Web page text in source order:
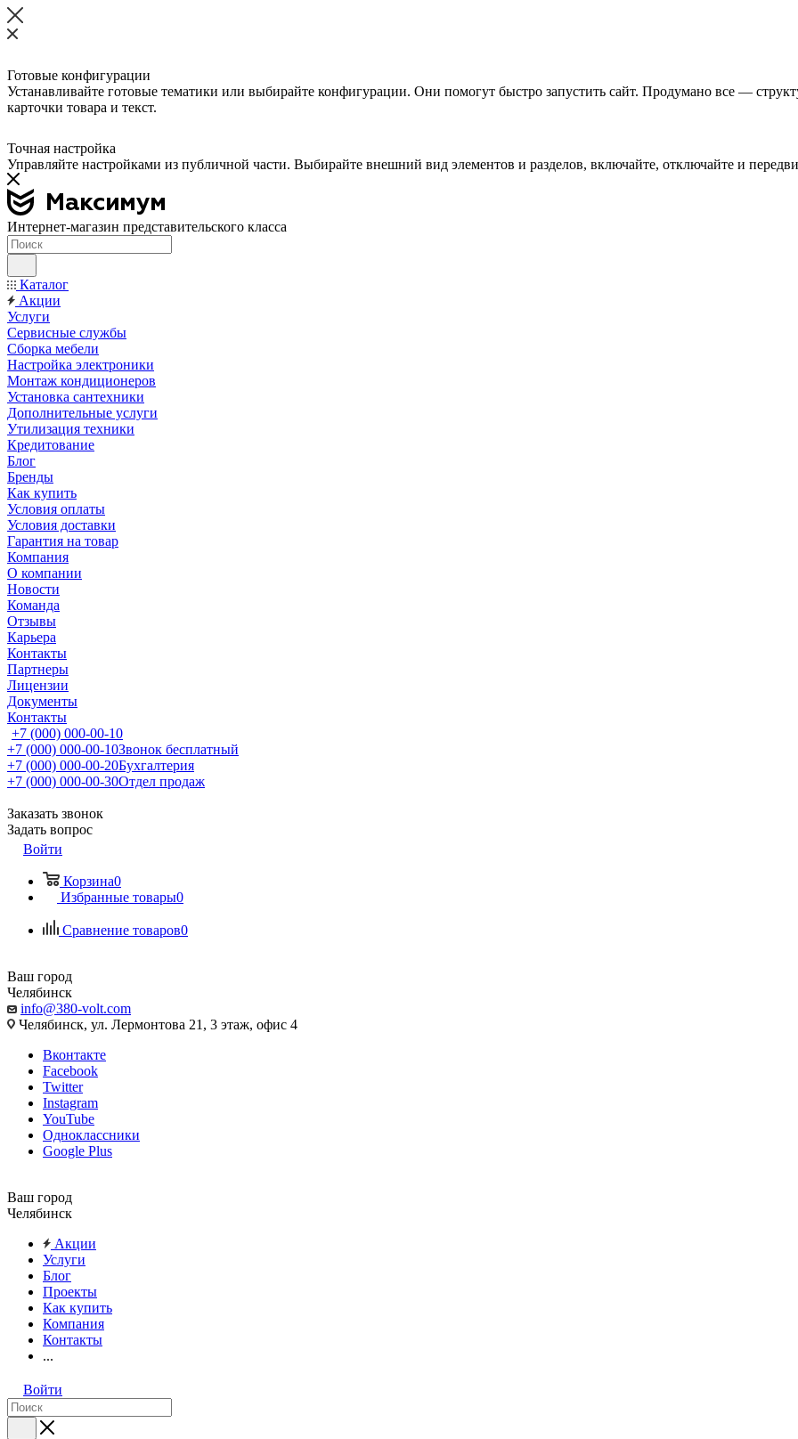
Готовые конфигурации
Устанавливайте готовые тематики или выбирайте конфигурации. Они помогут быстро запустить сайт. Продумано все —
карточки товара и текст.
Точная настройка
Управляйте настройками из публичной части. Выбирайте внешний вид элементов и разделов, включайте, отключайте и
Интернет-магазин представительского класса
Каталог
Акции
Услуги
Сервисные службы
Сборка мебели
Настройка электроники
Монтаж кондиционеров
Установка сантехники
Дополнительные услуги
Утилизация техники
Кредитование
Блог
Бренды
Как купить
Условия оплаты
Условия доставки
Гарантия на товар
Компания
О компании
Новости
Команда
Отзывы
Карьера
Контакты
Партнеры
Лицензии
Документы
Контакты
+7 (000) 000-00-10
+7 (000) 000-00-10Звонок бесплатный
+7 (000) 000-00-20Бухгалтерия
+7 (000) 000-00-30Отдел продаж
Заказать звонок
Задать вопрос
Войти
Корзина0
Избранные товары0
Сравнение товаров0
Ваш город
Челябинск
info@380-volt.com
Челябинск, ул. Лермонтова 21, 3 этаж, офис 4
Вконтакте
Facebook
Twitter
Instagram
YouTube
Одноклассники
Google Plus
Ваш город
Челябинск
Акции
Услуги
Блог
Проекты
Как купить
Компания
Контакты
...
Войти